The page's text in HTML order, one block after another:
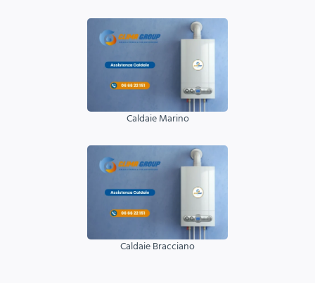
Caldaie Marino
Caldaie Bracciano